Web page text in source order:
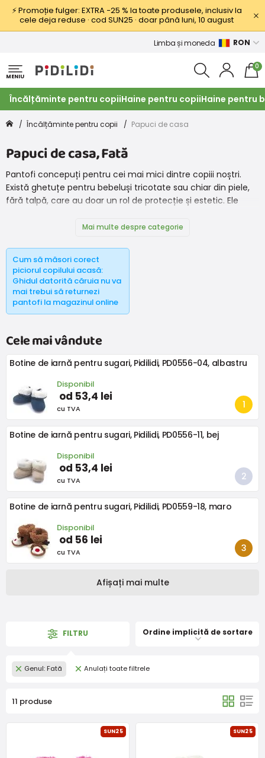
⚡ Promoție fulger: EXTRA −25 % la toate produsele, inclusiv la
cele deja reduse · cod SUN25 · doar până luni, 10 august
Limba și moneda RON
MENIU
0
Încălțăminte pentru copiiHaine pentru copiiHaine pentru
Încălțăminte pentru copii Papuci de casa
Papuci de casa, Fată
Pantofi concepuți pentru cei mai mici dintre copiii noștri.
Există ghetuțe pentru bebeluși tricotate sau chiar din piele,
fără talpă, care au doar un rol de protecție și estetic. Ele
picioarelor. Se folosesc într-un moment în care copilul nu
fetițele și băieții noștri.
Mai multe despre categorie
Cum să măsori corect
piciorul copilului acasă:
Ghidul datorită căruia nu va
mai trebui să returnezi
pantofi la magazinul online
Cele mai vândute
Botine de iarnă pentru sugari, Pidilidi, PD0556-04, albastru
Disponibil
od 53,4 lei
cu TVA
Botine de iarnă pentru sugari, Pidilidi, PD0556-11, bej
Disponibil
od 53,4 lei
cu TVA
Botine de iarnă pentru sugari, Pidilidi, PD0559-18, maro
Disponibil
od 56 lei
cu TVA
Afișați mai multe
FILTRU Ordine implicită de sortare
Genul: Fată Anulați toate filtrele
11 produse
SUN25 SUN25